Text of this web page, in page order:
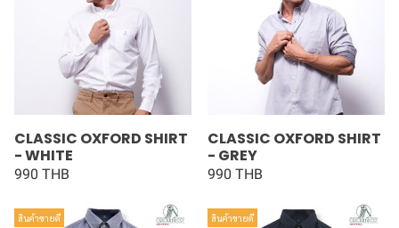
CLASSIC OXFORD SHIRT
- WHITE
990 THB
CLASSIC OXFORD SHIRT
- GREY
990 THB
สินค้าขายดี สินค้าขายดี